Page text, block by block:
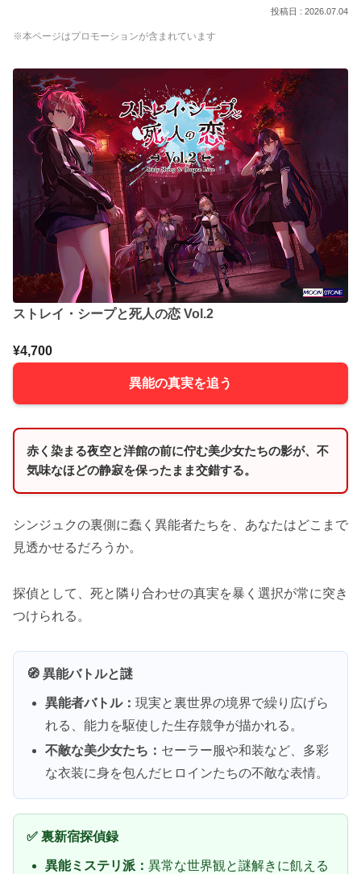
2026.07.04
※本ページはプロモーションが含まれています
ストレイ・シープと死人の恋 Vol.2
¥4,700
異能の真実を追う
赤く染まる夜空と洋館の前に佇む美少女たちの影が、不
気味なほどの静寂を保ったまま交錯する。
シンジュクの裏側に蠢く異能者たちを、あなたはどこまで
見透かせるだろうか。
探偵として、死と隣り合わせの真実を暴く選択が常に突き
つけられる。
🧭 異能バトルと謎
異能者バトル：現実と裏世界の境界で繰り広げら
れる、能力を駆使した生存競争が描かれる。
不敵な美少女たち： セーラー服や和装など、多彩
な衣装に身を包んだヒロインたちの不敵な表情。
✅ 裏新宿探偵録
異能ミステリ派：異常な世界観と謎解きに飢える